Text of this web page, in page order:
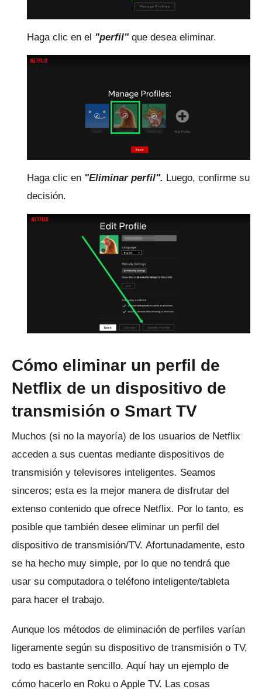
Haga clic en el "perfil" que desea eliminar.
Haga clic en "Eliminar perfil". Luego, confirme su
decisión.
Cómo eliminar un perfil de
Netflix de un dispositivo de
transmisión o Smart TV
Muchos (si no la mayoría) de los usuarios de Netflix
acceden a sus cuentas mediante dispositivos de
transmisión y televisores inteligentes. Seamos
sinceros; esta es la mejor manera de disfrutar del
extenso contenido que ofrece Netflix. Por lo tanto, es
posible que también desee eliminar un perfil del
dispositivo de transmisión/TV. Afortunadamente, esto
se ha hecho muy simple, por lo que no tendrá que
usar su computadora o teléfono inteligente/tableta
para hacer el trabajo.
Aunque los métodos de eliminación de perfiles varían
ligeramente según su dispositivo de transmisión o TV,
todo es bastante sencillo. Aquí hay un ejemplo de
cómo hacerlo en Roku o Apple TV. Las cosas